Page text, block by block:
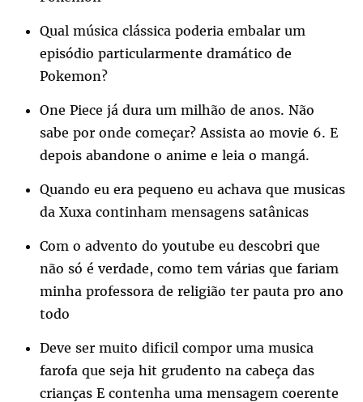
Qual música clássica poderia embalar um
episódio particularmente dramático de
Pokemon?
One Piece já dura um milhão de anos. Não
sabe por onde começar? Assista ao movie 6. E
depois abandone o anime e leia o mangá.
Quando eu era pequeno eu achava que musicas
da Xuxa continham mensagens satânicas
Com o advento do youtube eu descobri que
não só é verdade, como tem várias que fariam
minha professora de religião ter pauta pro ano
todo
Deve ser muito dificil compor uma musica
farofa que seja hit grudento na cabeça das
crianças E contenha uma mensagem coerente